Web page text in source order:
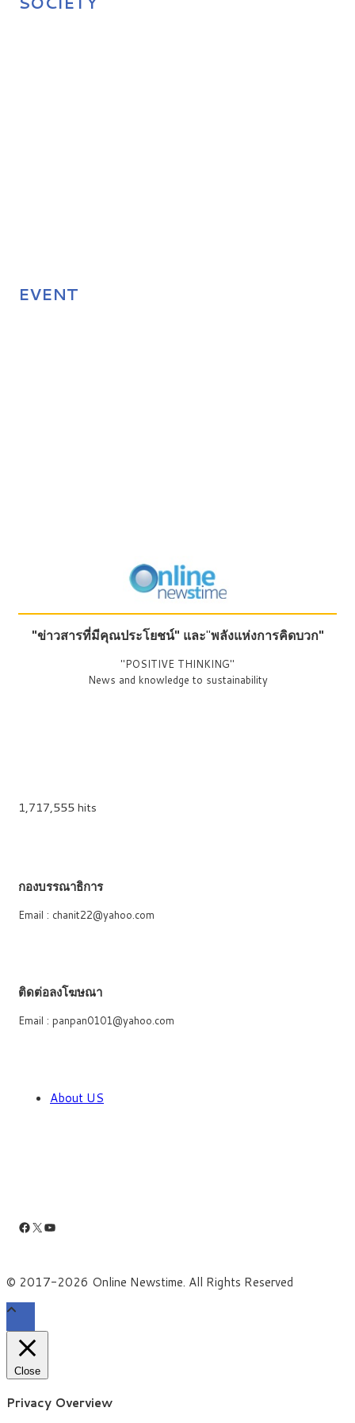
EVENT
"ข่าวสารที่มีคุณประโยชน์" และ"พลังแห่งการคิดบวก"
"POSITIVE THINKING"
News and knowledge to sustainability
1,717,555 hits
กองบรรณาธิการ
Email : chanit22@yahoo.com
ติดต่อลงโฆษณา
Email : panpan0101@yahoo.com
About US
Facebook
X YouTube
© 2017-2026 Online Newstime. All Rights Reserved
Close
Privacy Overview